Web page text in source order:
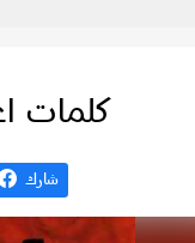
كلمات
شارك